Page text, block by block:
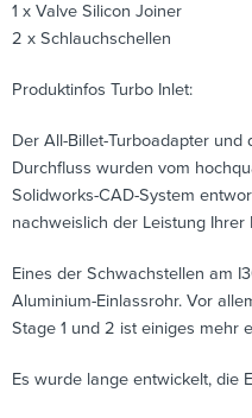
1 x Valve Silicon Joiner
2 x Schlauchschellen
Produktinfos Turbo Inlet:
Der All-Billet-Turboadapter und
Durchfluss wurden vom
Solidworks-CAD-System
nachweislich der Leistung Ihrer
Eines der Schwachstellen
Aluminium-Einlassrohr. Vor
Stage 1 und 2 ist einiges mehr
Es wurde lange entwickelt, die